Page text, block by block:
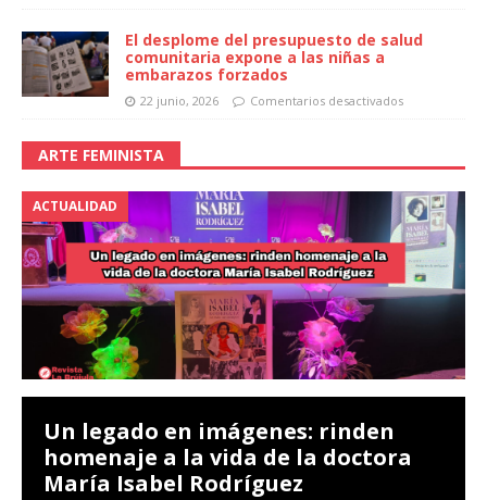
El desplome del presupuesto de salud
comunitaria expone a las niñas a
embarazos forzados
22 junio, 2026 Comentarios desactivados
ARTE FEMINISTA
ACTUALIDAD
Un legado en imágenes: rinden
homenaje a la vida de la doctora
María Isabel Rodríguez